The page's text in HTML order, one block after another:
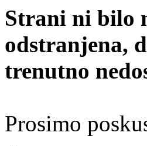
Strani ni bilo
odstranjena,
trenutno
Prosimo